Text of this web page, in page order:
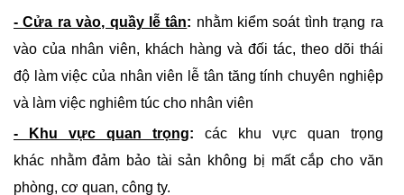
- Cửa ra vào, quầy lễ tân: nhằm kiểm soát tình trạng ra
vào của nhân viên, khách hàng và đối tác, theo dõi thái
độ làm việc của nhân viên lễ tân tăng tính chuyên nghiệp
và làm việc nghiêm túc cho nhân viên
- Khu vực quan trọng: các khu vực quan trọng
khác nhằm đảm bảo tài sản không bị mất cắp cho văn
phòng, cơ quan, công ty.